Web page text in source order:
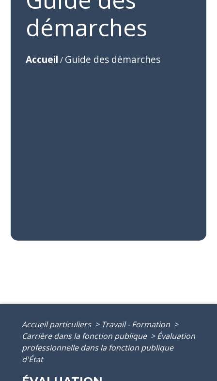
démarches
Accueil / Guide des démarches
Accueil particuliers > Travail - Formation >
Carrière dans la fonction publique > Évaluation
professionnelle dans la fonction publique
d'État